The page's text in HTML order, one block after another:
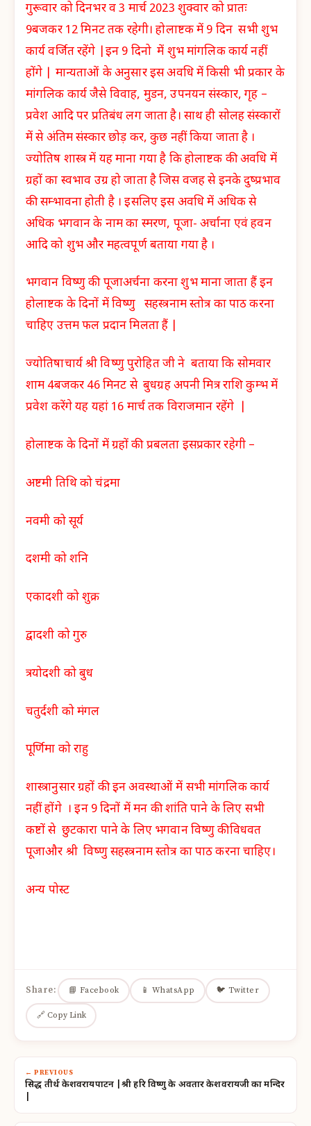
गुरूवार को दिनभर व 3 मार्च 2023 शुक्वार को प्रातः
9बजकर 12 मिनट तक रहेगी। होलाष्टक में 9 दिन सभी शुभ
कार्य वर्जित रहेंगे |इन 9 दिनो में शुभ मांगलिक कार्य नहीं
होंगे | मान्यताओं के अनुसार इस अवधि में किसी भी प्रकार के
मांगलिक कार्य जैसे विवाह, मुडन, उपनयन संस्कार, गृह –
प्रवेश आदि पर प्रतिबंध लग जाता है। साथ ही सोलह संस्कारों
में से अंतिम संस्कार छोड़ कर, कुछ नहीं किया जाता है ।
ज्योतिष शास्त्र में यह माना गया है कि होलाष्टक की अवधि में
ग्रहों का स्वभाव उग्र हो जाता है जिस वजह से इनके दुष्प्रभाव
की सम्भावना होती है । इसलिए इस अवधि में अधिक से
अधिक भगवान के नाम का स्मरण, पूजा- अर्चाना एवं हवन
आदि को शुभ और महत्वपूर्ण बताया गया है ।
भगवान विष्णु की पूजाअर्चना करना शुभ माना जाता हैं इन
होलाष्टक के दिनों में विष्णु सहस्त्रनाम स्तोत्र का पाठ करना
चाहिए उत्तम फल प्रदान मिलता हैं |
ज्योतिषाचार्य श्री विष्णु पुरोहित जी ने बताया कि सोमवार
शाम 4बजकर 46 मिनट से बुधग्रह अपनी मित्र राशि कुम्भ में
प्रवेश करेंगे यह यहां 16 मार्च तक विराजमान रहेंगे |
होलाष्टक के दिनों में ग्रहों की प्रबलता इसप्रकार रहेगी –
अष्टमी तिथि को चंद्रमा
नवमी को सूर्य
दशमी को शनि
एकादशी को शुक्र
द्वादशी को गुरु
त्रयोदशी को बुध
चतुर्दशी को मंगल
पूर्णिमा को राहु
शास्त्रानुसार ग्रहों की इन अवस्थाओं में सभी मांगलिक कार्य
नहीं होंगे । इन 9 दिनों में मन की शांति पाने के लिए सभी
कष्टों से छुटकारा पाने के लिए भगवान विष्णु कीविधवत
पूजाऔर श्री विष्णु सहस्त्रनाम स्तोत्र का पाठ करना चाहिए।
अन्य पोस्ट
Share: 📘 Facebook 📱 WhatsApp 🐦 Twitter
🔗 Copy Link
← PREVIOUS
प्रसिद्ध तीर्थ केशवरायपाटन |श्री हरि विष्णु के अवतार केशवरायजी का मन्दिर